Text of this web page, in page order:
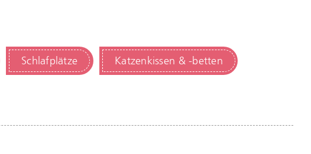
Schlafplätze Katzenkissen & -betten